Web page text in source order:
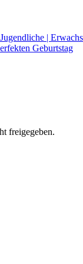
|
Geburtstag
freigegeben.